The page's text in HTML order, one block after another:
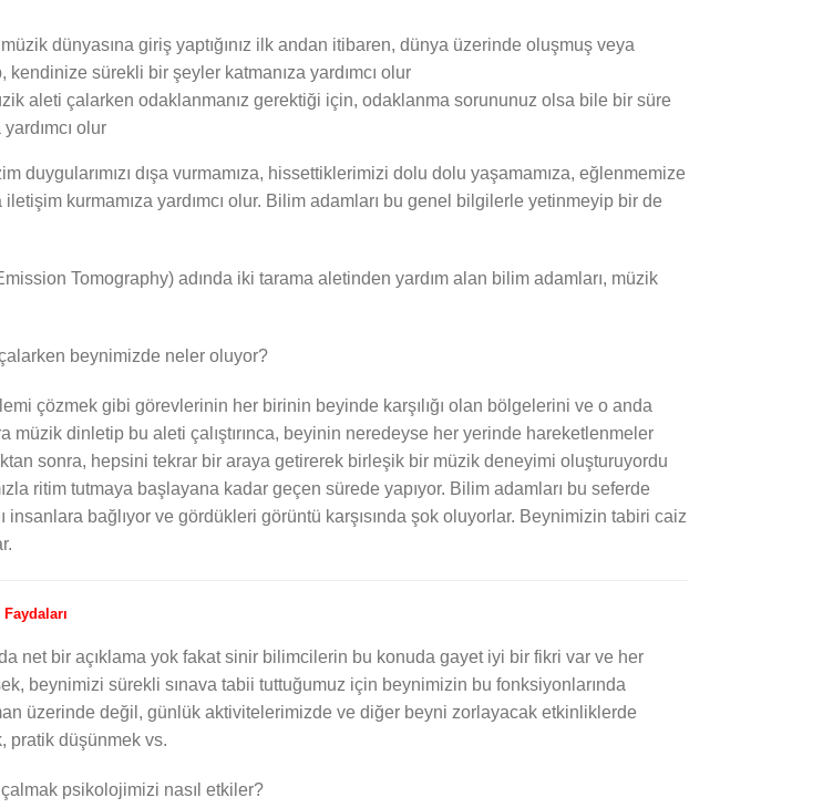
dünyasına giriş yaptığınız ilk andan itibaren, dünya üzerinde oluşmuş veya
sürekli bir şeyler katmanıza yardımcı olur
aleti çalarken odaklanmanız gerektiği için, odaklanma sorununuz olsa bile bir süre
olur
duygularımızı dışa vurmamıza, hissettiklerimizi dolu dolu yaşamamıza, eğlenmemize
kurmamıza yardımcı olur. Bilim adamları bu genel bilgilerle yetinmeyip bir de
Tomography) adında iki tarama aletinden yardım alan bilim adamları, müzik
çözmek gibi görevlerinin her birinin beyinde karşılığı olan bölgelerini ve o anda
dinletip bu aleti çalıştırınca, beyinin neredeyse her yerinde hareketlenmeler
sonra, hepsini tekrar bir araya getirerek birleşik bir müzik deneyimi oluşturuyordu
ritim tutmaya başlayana kadar geçen sürede yapıyor. Bilim adamları bu seferde
bağlıyor ve gördükleri görüntü karşısında şok oluyorlar. Beynimizin tabiri caiz
net bir açıklama yok fakat sinir bilimcilerin bu konuda gayet iyi bir fikri var ve her
beynimizi sürekli sınava tabii tuttuğumuz için beynimizin bu fonksiyonlarında
üzerinde değil, günlük aktivitelerimizde ve diğer beyni zorlayacak etkinliklerde
pratik düşünmek vs.